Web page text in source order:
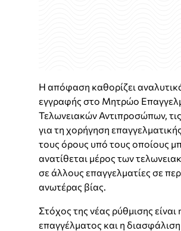
Η απόφαση καθορίζει
εγγραφής στο Μητρώο
Τελωνειακών Αντιπροσώπων,
για τη χορήγηση
τους όρους υπό τους οποίους
ανατίθεται μέρος των
σε άλλους επαγγελματίες σε
ανωτέρας βίας.
Στόχος της νέας ρύθμισης
επαγγέλματος και η διασφάλιση